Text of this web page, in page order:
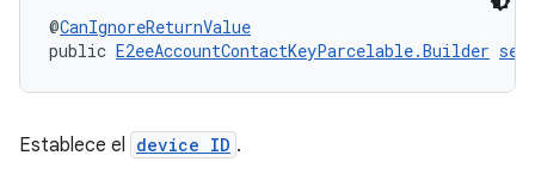
@CanIgnoreReturnValue
public E2eeAccountContactKeyParcelable.Builder
Establece el device ID .